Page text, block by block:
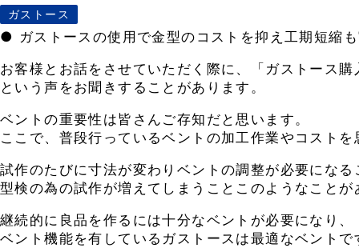
ガストース
● ガストースの使用で金型のコストを抑え工期短縮
お客様とお話をさせていただく際に、「ガストース
という声をお聞きすることがあります。
ベントの重要性は皆さんご存知だと思います。
ここで、普段行っているベントの加工作業やコスト
試作のたびに寸法が変わりベントの調整が必要になる
型検の為の試作が増えてしまうことこのようなこと
継続的に良品を作るには十分なベントが必要になり、
ベント機能を有しているガストースは最適なベントで